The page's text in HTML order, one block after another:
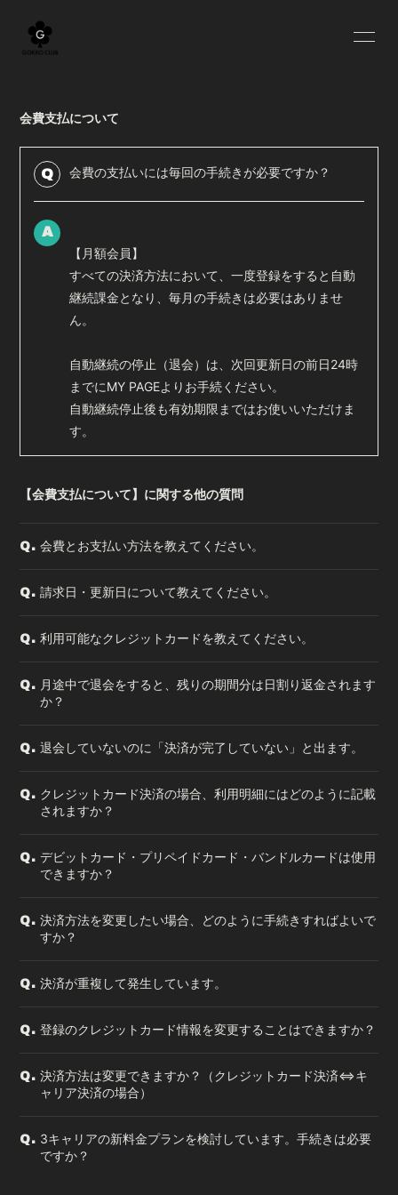
INFORMATION
PROFILE YOUTUBE
OFF SHOT
GOODS
会員登録 ログイン
会費支払について
Q 会費の支払いには毎回の手続きが必要ですか？
A
【月額会員】
すべての決済方法において、一度登録をすると自動
継続課金となり、毎月の手続きは必要はありませ
ん。
自動継続の停止（退会）は、次回更新日の前日24時
までにMY PAGEよりお手続ください。
自動継続停止後も有効期限まではお使いいただけま
す。
【会費支払について】に関する他の質問
Q. 会費とお支払い方法を教えてください。
Q. 請求日・更新日について教えてください。
Q. 利用可能なクレジットカードを教えてください。
Q. 月途中で退会をすると、残りの期間分は日割り返金されます
か？
Q. 退会していないのに「決済が完了していない」と出ます。
Q. クレジットカード決済の場合、利用明細にはどのように記載
されますか？
Q. デビットカード・プリペイドカード・バンドルカードは使用
できますか？
Q. 決済方法を変更したい場合、どのように手続きすればよいで
すか？
Q. 決済が重複して発生しています。
Q. 登録のクレジットカード情報を変更することはできますか？
Q. 決済方法は変更できますか？（クレジットカード決済⇔キ
ャリア決済の場合）
Q. 3キャリアの新料金プランを検討しています。手続きは必要
ですか？